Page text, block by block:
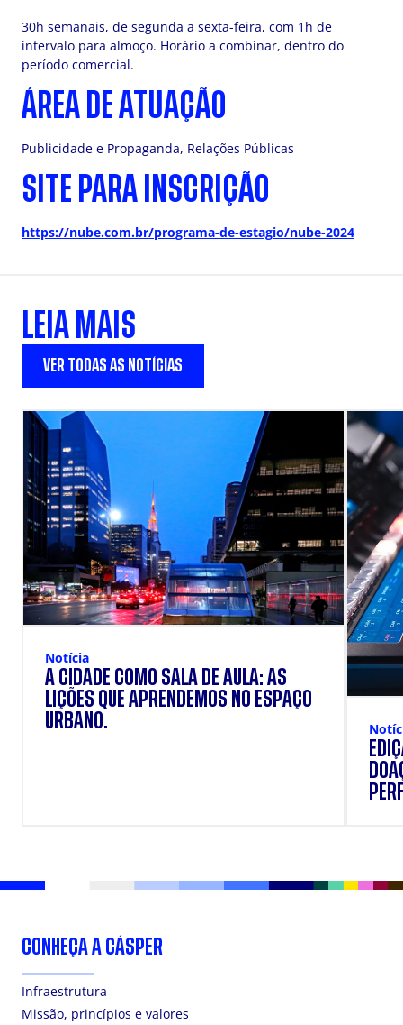
30h semanais, de segunda a sexta-feira, com 1h de
intervalo para almoço. Horário a combinar, dentro do
período comercial.
ÁREA DE ATUAÇÃO
Publicidade e Propaganda, Relações Públicas
SITE PARA INSCRIÇÃO
https://nube.com.br/programa-de-estagio/nube-2024
LEIA MAIS
VER TODAS AS NOTÍCIAS
Notícia
A CIDADE COMO SALA DE AULA: AS
LIÇÕES QUE APRENDEMOS NO ESPAÇO
URBANO.
CONHEÇA A CÁSPER
Infraestrutura
Missão, princípios e valores